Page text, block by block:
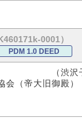
0001）
PDM 1.0 DEED
（渋沢子
（帝大旧御殿）